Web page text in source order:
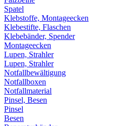
Spatel
Klebstoffe, Montageecken
Klebestifte, Flaschen
Klebebänder, Spender
Montageecken
Lupen, Strahler
Lupen, Strahler
Notfallbewältigung
Notfallboxen
Notfallmaterial
Pinsel, Besen
Pinsel
Besen